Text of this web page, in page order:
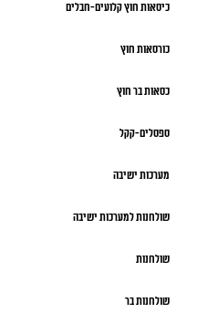
כיסאות חוץ קלועים-חבלים
כורסאות חוץ
כסאות בר חוץ
ספסלים-קקל
מערכות ישיבה
שולחנות למערכות ישיבה
שולחנות
שולחנות בר